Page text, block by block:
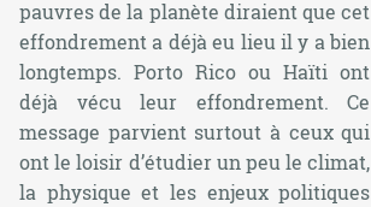
pauvres de la planète diraient que cet
effondrement a déjà eu lieu il y a bien
longtemps. Porto Rico ou Haïti ont
déjà vécu leur effondrement. Ce
message parvient surtout à ceux qui
ont le loisir d’étudier un peu le climat,
la physique et les enjeux politiques